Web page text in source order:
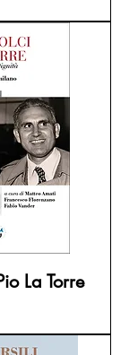
La Torre